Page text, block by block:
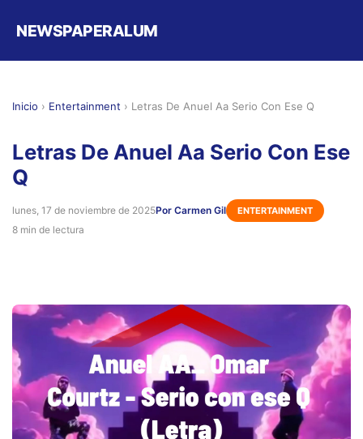
NEWSPAPERALUM
Inicio › Entertainment › Letras De Anuel Aa Serio Con Ese Q
Letras De Anuel Aa Serio Con Ese
Q
lunes, 17 de noviembre de 2025Por Carmen Gil ENTERTAINMENT
8 min de lectura